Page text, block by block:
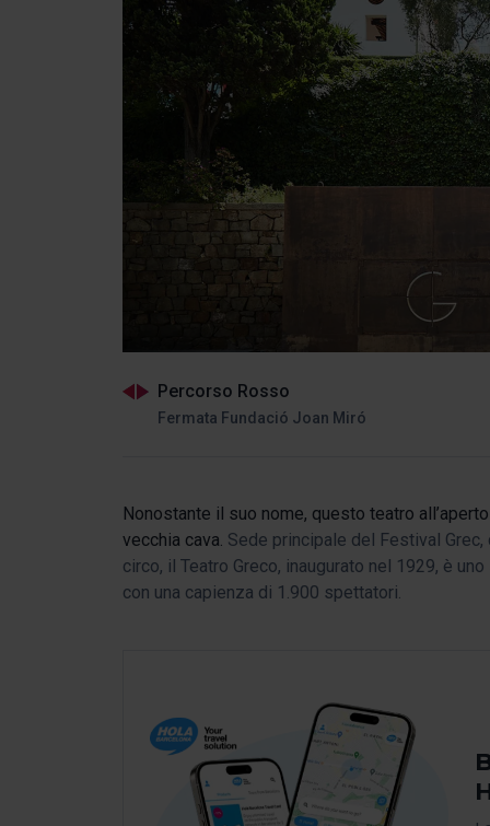
Percorso Rosso
Fermata Fundació Joan Miró
Nonostante il suo nome, questo teatro
vecchia cava. Sede principale del Festival
circo, il Teatro Greco, inaugurato nel 1929, è
con una capienza di 1.900 spettatori.